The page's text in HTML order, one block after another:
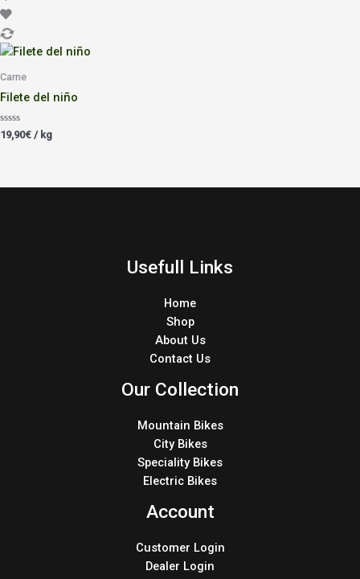
Carne
Filete del niño
Valorado
con
19,90€ / kg
Usefull Links
Home
Shop
About Us
Contact Us
Our Collection
Mountain Bikes
City Bikes
Speciality Bikes
Electric Bikes
Account
Customer Login
Dealer Login